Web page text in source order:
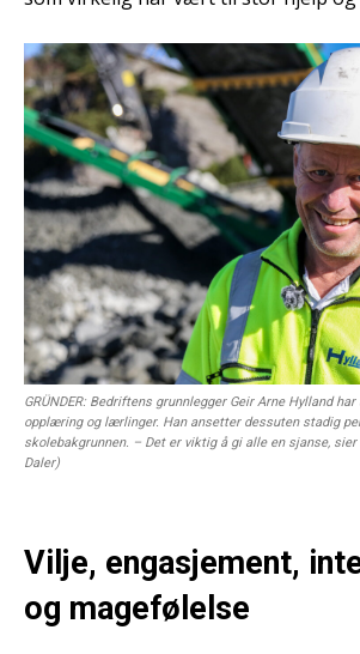
GRÜNDER: Bedriftens grunnlegger Geir Arne Hylland
opplæring og lærlinger. Han ansetter dessuten stadig
skolebakgrunnen. – Det er viktig å gi alle en sjanse, sier
Daler)
Vilje, engasjement,
og magefølelse